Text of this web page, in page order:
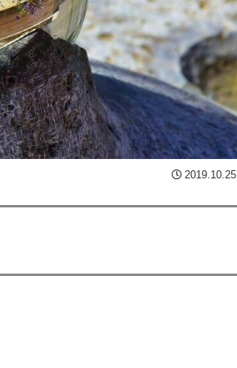
2019.10.25